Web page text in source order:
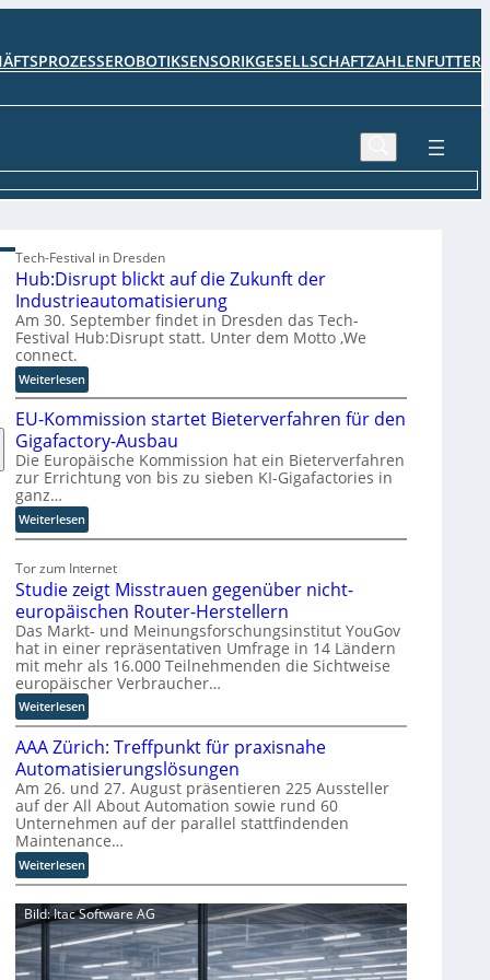
ROBOTIKSENSORIKGESELLSCHAFTZAHLENFUTTER
Tech-Festival in Dresden
Hub:Disrupt blickt auf die Zukunft der
Industrieautomatisierung
Am 30. September findet in Dresden das Tech-
Festival Hub:Disrupt statt. Unter dem Motto ‚We
connect.
Weiterlesen:
H
u
b
:
D
r
p
t
b
l
i
c
k
t
a
u
f
d
i
e
Z
u
k
u
n
f
t
EU-Kommission startet Bieterverfahren für den
Gigafactory-Ausbau
Die Europäische Kommission hat ein Bieterverfahren
zur Errichtung von bis zu sieben KI-Gigafactories in
ganz…
Weiterlesen:
E
-
K
o
m
m
i
s
s
o
n
s
t
a
r
t
t
B
i
e
Tor zum Internet
Studie zeigt Misstrauen gegenüber nicht-
europäischen Router-Herstellern
Das Markt- und Meinungsforschungsinstitut YouGov
hat in einer repräsentativen Umfrage in 14 Ländern
mit mehr als 16.000 Teilnehmenden die Sichtweise
europäischer Verbraucher…
Weiterlesen:
S
t
u
d
i
e
z
e
i
g
t
M
i
AAA Zürich: Treffpunkt für praxisnahe
Automatisierungslösungen
Am 26. und 27. August präsentieren 225 Aussteller
auf der All About Automation sowie rund 60
Unternehmen auf der parallel stattfindenden
Maintenance…
Weiterlesen:
A
A
A
Z
ü
Bild: Itac Software AG